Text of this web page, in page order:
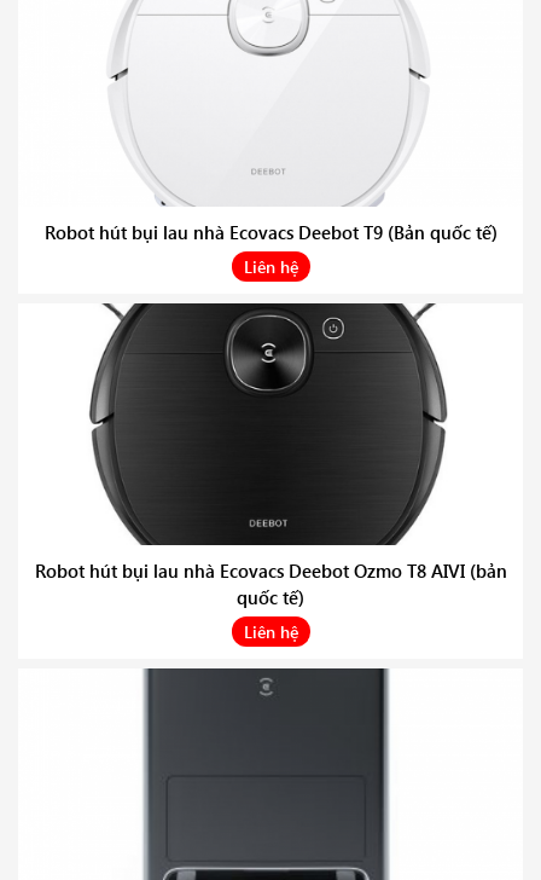
Robot hút bụi lau nhà Ecovacs Deebot T9 (Bản quốc tế)
Liên hệ
Robot hút bụi lau nhà Ecovacs Deebot Ozmo T8 AIVI (bản
quốc tế)
Liên hệ